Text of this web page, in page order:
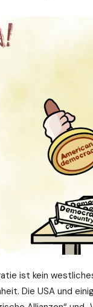
ist kein
Die USA und